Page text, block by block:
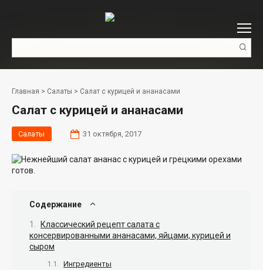
Главная > Салаты > Салат с курицей и ананасами
Салат с курицей и ананасами
Салаты 31 октября, 2017
Содержание
Классический рецепт салата с
консервированными ананасами, яйцами, курицей и
сыром
Ингредиенты